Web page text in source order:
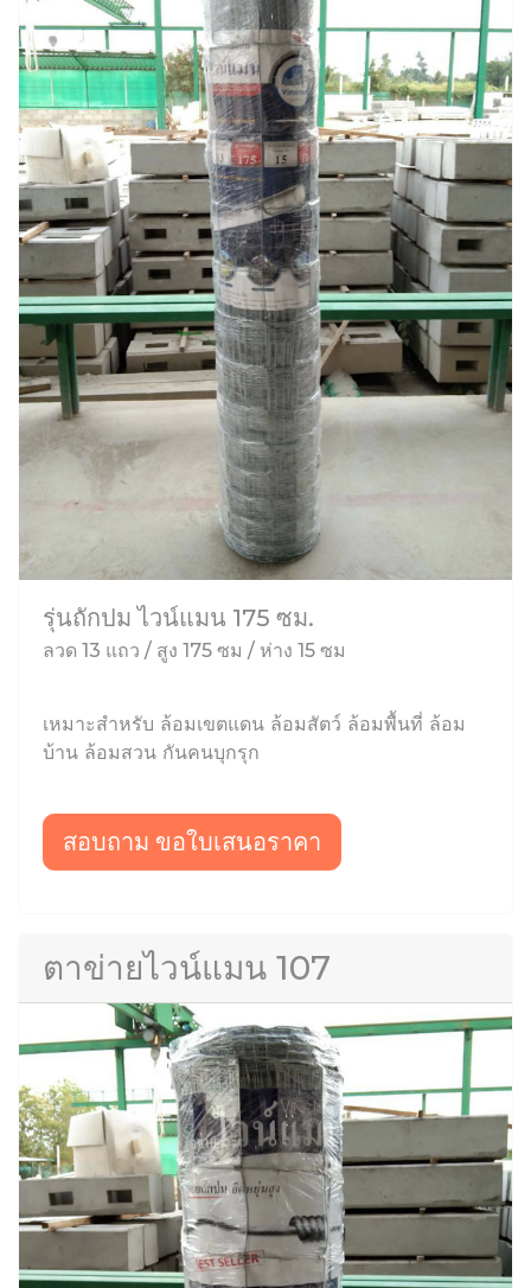
รุ่นถักปม ไวน์แมน 175 ซม.
ลวด 13 แถว / สูง 175 ซม / ห่าง 15 ซม
เหมาะสำหรับ ล้อมเขตแดน ล้อมสัตว์ ล้อมพื้นที่ ล้อม
บ้าน ล้อมสวน กันคนบุกรุก
สอบถาม ขอใบเสนอราคา
ตาข่ายไวน์แมน 107